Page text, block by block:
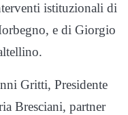
istituzionali di
e di Giorgio
Gritti, Presidente
Bresciani, partner